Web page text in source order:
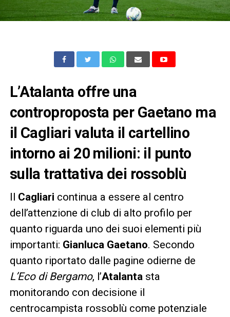
L’Atalanta offre una
controproposta per Gaetano ma
il Cagliari valuta il cartellino
intorno ai 20 milioni: il punto
sulla trattativa dei rossoblù
Il Cagliari continua a essere al centro
dell’attenzione di club di alto profilo per
quanto riguarda uno dei suoi elementi più
importanti: Gianluca Gaetano. Secondo
quanto riportato dalle pagine odierne de
L’Eco di Bergamo, l’Atalantasta
monitorando con decisione il
centrocampista rossoblù come potenziale